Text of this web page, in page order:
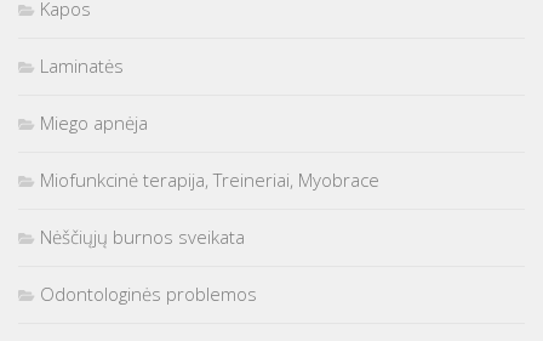
Kapos
Laminatės
Miego apnėja
Miofunkcinė terapija, Treineriai, Myobrace
Nėščiųjų burnos sveikata
Odontologinės problemos